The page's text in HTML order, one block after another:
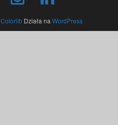
ColorlibDziała na WordPress